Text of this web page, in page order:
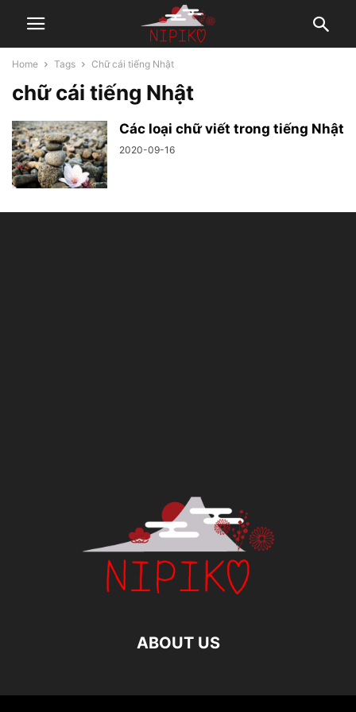
Home Tags Chữ cái tiếng Nhật
chữ cái tiếng Nhật
Các loại chữ viết trong tiếng Nhật
2020-09-16
ABOUT US